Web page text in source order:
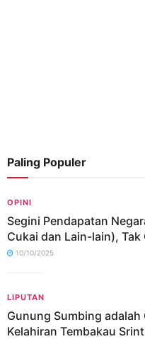
Paling Populer
OPINI
Segini Pendapatan
Cukai dan Lain-lain), Tak
10/10/2025
LIPUTAN
Gunung Sumbing
Kelahiran Tembakau